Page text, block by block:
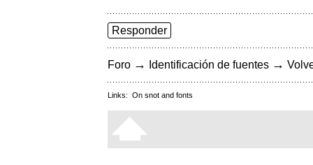
Responder
Foro → Identificación de fuentes →
Links: On snot and fonts